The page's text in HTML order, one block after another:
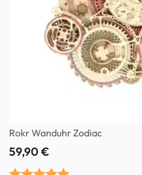
Rokr Wanduhr Zodiac
59,90 €